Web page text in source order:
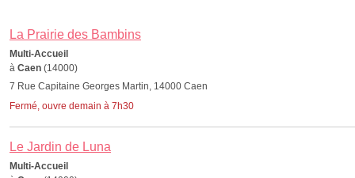
La Prairie des Bambins
Multi-Accueil
à Caen (14000)
7 Rue Capitaine Georges Martin, 14000 Caen
Fermé, ouvre demain à 7h30
Le Jardin de Luna
Multi-Accueil